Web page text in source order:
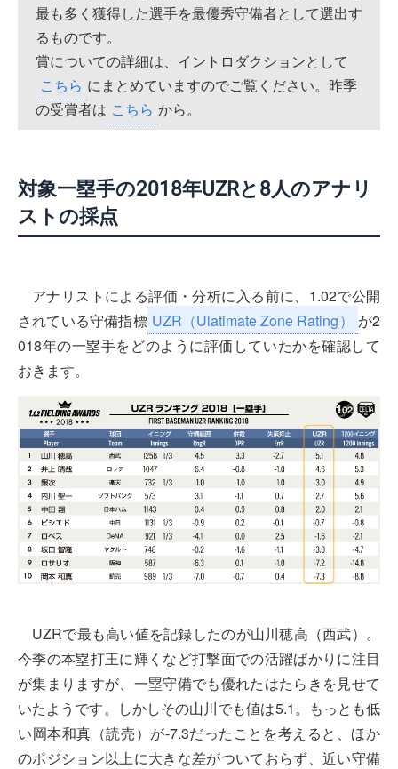
最も多く獲得した選手を最優秀守備者として選出す
るものです。
賞についての詳細は、イントロダクションとして
こちら にまとめていますのでご覧ください。昨季
の受賞者は こちら から。
対象一塁手の2018年UZRと8人のアナリ
ストの採点
アナリストによる評価・分析に入る前に、1.02で公開
されている守備指標 UZR （Ulatimate Zone Rating）
が2
018年の一塁手をどのように評価していたかを確認して
おきます。
UZRで最も高い値を記録したのが山川穂高（西武）。
今季の本塁打王に輝くなど打撃面での活躍ばかりに注目
が集まりますが、一塁守備でも優れたはたらきを見せて
いたようです。しかしその山川でも値は5.1。もっとも低
い岡本和真（読売）が-7.3だったことを考えると、ほか
のポジション以上に大きな差がついておらず、近い守備